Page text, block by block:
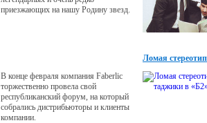
приезжающих на нашу Родину звезд.
В конце февраля компания Faberlic
торжественно провела свой
республиканский форум, на который
собрались дистрибьюторы и клиенты
компании.
Ломая